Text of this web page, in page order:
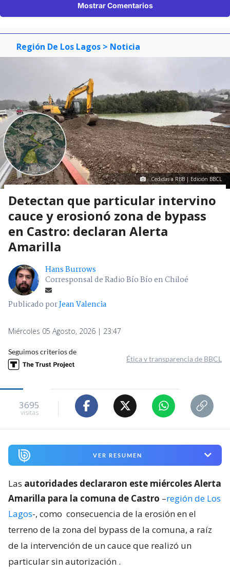
Mostrar Comentarios
Región De Los Lagos > Noticia
Cedidas a RBB | Edición BBCL
Detectan que particular intervino
cauce y erosionó zona de bypass
en Castro: declaran Alerta
Amarilla
Hans Burrows
Corresponsal de Radio Bío Bío en Chiloé
Publicado porJean Valencia
Miércoles 05 Agosto, 2026 | 23:47
Seguimos criterios de
Ética y transparencia de BBCL
3695
visitas
VER RESUMEN
Las autoridades declararon este miércoles Alerta
Amarilla para la comuna de Castro –región de Los
Lagos-, como consecuencia de la erosión en el
terreno de la zona del bypass de la comuna, a raíz
de la intervención de un cauce que realizó un
particular sin autorización .